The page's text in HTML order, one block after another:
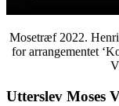
Mosetræf 2022.
for arrangementet
Utterslev Moses